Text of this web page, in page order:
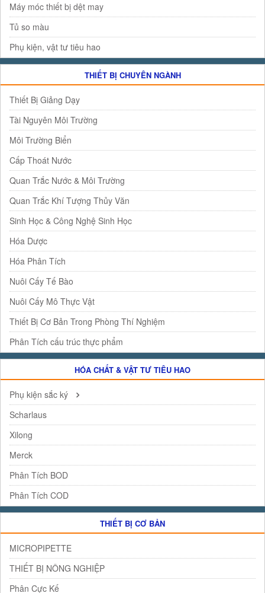
Máy móc thiết bị dệt may
Tủ so màu
Phụ kiện, vật tư tiêu hao
THIẾT BỊ CHUYÊN NGÀNH
Thiết Bị Giảng Dạy
Tài Nguyên Môi Trường
Môi Trường Biển
Cấp Thoát Nước
Quan Trắc Nước & Môi Trường
Quan Trắc Khí Tượng Thủy Văn
Sinh Học & Công Nghệ Sinh Học
Hóa Dược
Hóa Phân Tích
Nuôi Cấy Tế Bào
Nuôi Cấy Mô Thực Vật
Thiết Bị Cơ Bản Trong Phòng Thí Nghiệm
Phân Tích cấu trúc thực phẩm
HÓA CHẤT & VẬT TƯ TIÊU HAO
Phụ kiện sắc ký
Scharlaus
Xilong
Merck
Phân Tích BOD
Phân Tích COD
THIẾT BỊ CƠ BẢN
MICROPIPETTE
THIẾT BỊ NÔNG NGHIỆP
Phân Cực Kế